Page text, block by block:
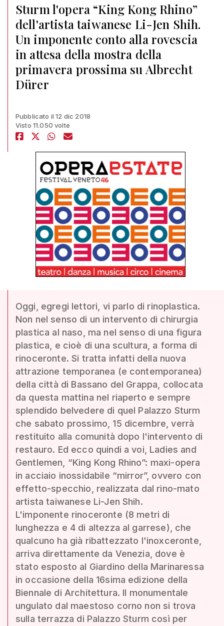
Sturm l'opera “King Kong Rhino”
dell'artista taiwanese Li-Jen Shih.
Un imponente conto alla rovescia
in attesa della mostra della
primavera prossima su Albrecht
Dürer
Pubblicato il 12 dic 2018
Visto 11.050 volte
Oggi, egregi lettori, vi parlo di rinoplastica.
Non nel senso di un intervento di chirurgia
plastica al naso, ma nel senso di una figura
plastica, e cioè di una scultura, a forma di
rinoceronte. Si tratta infatti della nuova
attrazione temporanea (e contemporanea)
della città di Bassano del Grappa, collocata
da questa mattina nel riaperto e sempre
splendido belvedere di quel Palazzo Sturm
che sabato prossimo, 15 dicembre, verrà
restituito alla comunità dopo l'intervento di
restauro. Ed ecco quindi a voi, Ladies and
Gentlemen, “King Kong Rhino”: maxi-opera
in acciaio inossidabile “mirror”, ovvero con
effetto-specchio, realizzata dal rino-mato
artista taiwanese Li-Jen Shih.
L'imponente rinoceronte (8 metri di
lunghezza e 4 di altezza al garrese), che
qualcuno ha già ribattezzato l'inoxceronte,
arriva direttamente da Venezia, dove è
stato esposto al Giardino della Marinaressa
in occasione della 16sima edizione della
Biennale di Architettura. Il monumentale
ungulato dal maestoso corno non si trova
sulla terrazza di Palazzo Sturm così per